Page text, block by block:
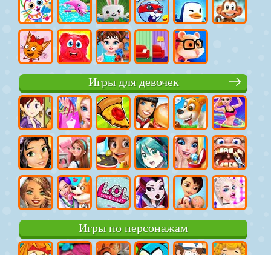
Игры для девочек
Игры по персонажам